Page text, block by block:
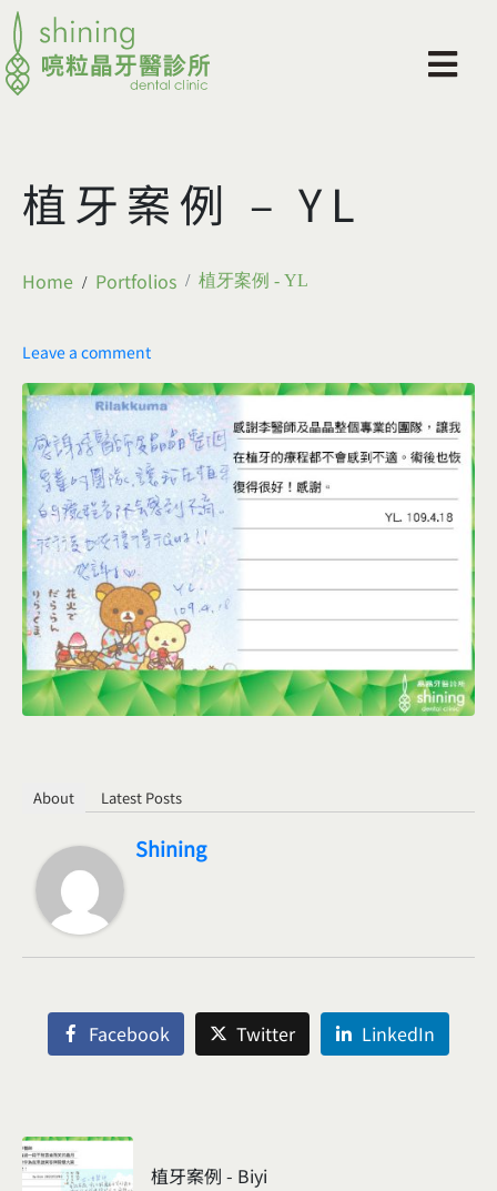
植牙案例 – YL
Home Portfolios 植牙案例 - YL
Leave a comment
About Latest Posts
Shining
Facebook Twitter LinkedIn
植牙案例 - Biyi